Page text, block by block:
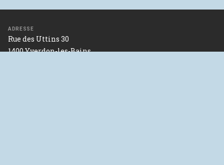
ADRESSE
Rue des Uttins 30
1400 Yverdon-les-Bains